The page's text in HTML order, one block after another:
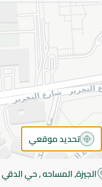
تحديد موقعي
الجيزة, المساحه , حي الدقي